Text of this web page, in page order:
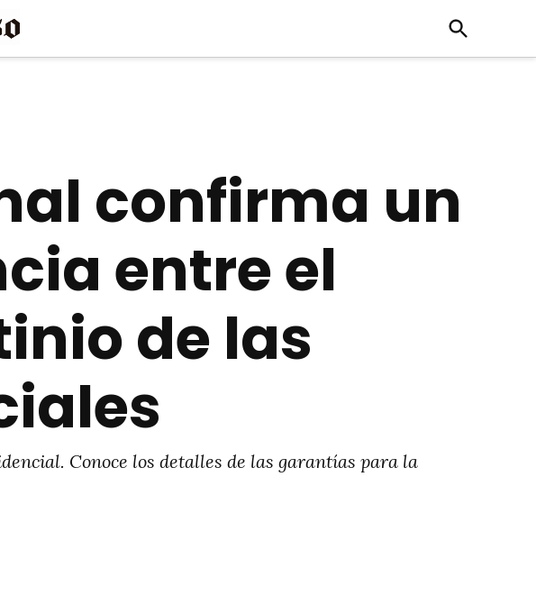
Open
Search
confirma un
entre el
de las
Conoce los detalles de las garantías para la